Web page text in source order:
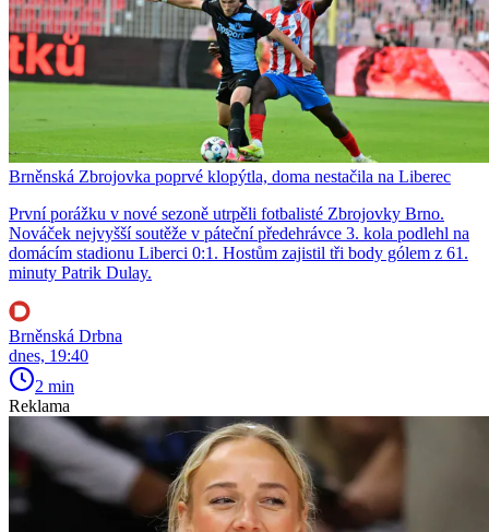
Brněnská Zbrojovka poprvé klopýtla, doma nestačila na Liberec
První porážku v nové sezoně utrpěli fotbalisté Zbrojovky Brno.
Nováček nejvyšší soutěže v páteční předehrávce 3. kola podlehl na
domácím stadionu Liberci 0:1. Hostům zajistil tři body gólem z 61.
minuty Patrik Dulay.
Brněnská Drbna
dnes, 19:40
2 min
Reklama